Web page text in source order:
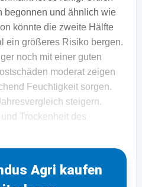
begonnen und ähnlich wie
könnte die zweite Hälfte
ein größeres Risiko bergen.
noch mit einer guten
moderat zeigen
Feuchtigkeit sorgen.
steigern.
Trockenheit des
Agri kaufen